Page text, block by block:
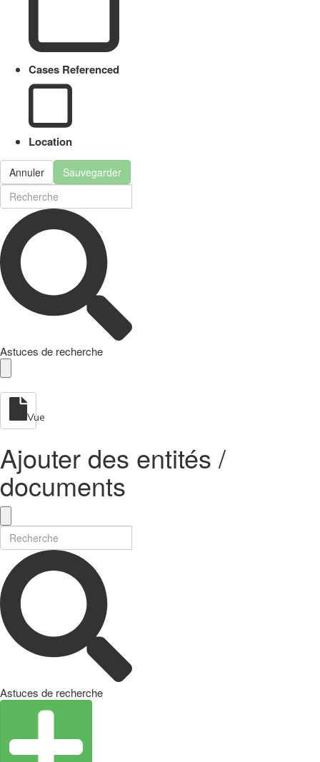
Cases Referenced
Location
Annuler Sauvegarder
Astuces de recherche
Vue
Ajouter des entités /
documents
Astuces de recherche